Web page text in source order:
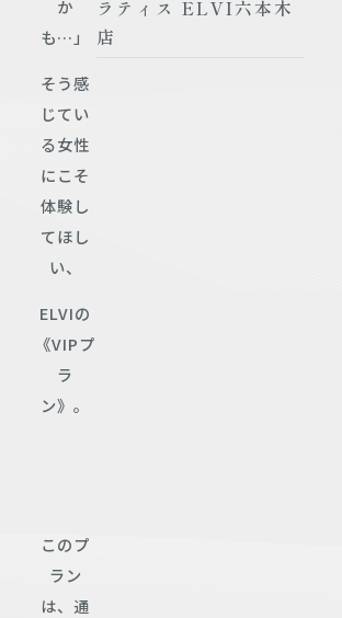
か
も…」
そう感
じてい
る女性
にこそ
体験し
てほし
い、
ELVIの
《VIPプ
ラ
ン》。
このプ
ラン
は、通
ラティス ELVI六本木
店